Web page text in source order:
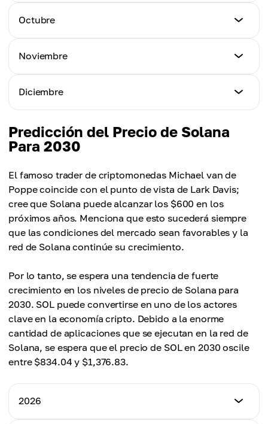
Precio Máximo
Precio Mínimo
Precio Máximo
Octubre
Precio Mínimo
Precio Máximo
Precio Promedio
Noviembre
Precio Mínimo
Precio Máximo
$151.20
Precio Promedio
$139.40
Diciembre
$92.10
Precio Promedio
$139.00
Predicción del Precio de Solana
Para 2030
El famoso trader de criptomonedas Michael van de
Poppe coincide con el punto de vista de Lark Davis;
cree que Solana puede alcanzar los $600 en los
próximos años. Menciona que esto sucederá siempre
que las condiciones del mercado sean favorables y la
red de Solana continúe su crecimiento.
Por lo tanto, se espera una tendencia de fuerte
crecimiento en los niveles de precio de Solana para
2030. SOL puede convertirse en uno de los actores
clave en la economía cripto. Debido a la enorme
cantidad de aplicaciones que se ejecutan en la red de
Solana, se espera que el precio de SOL en 2030 oscile
entre $834.04 y $1,376.83.
2026